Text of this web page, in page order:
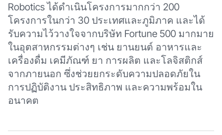
Robotics ได้ดำเนินโครงการมากกว่า 200
โครงการในกว่า 30 ประเทศและภูมิภาค และได้
รับความไว้วางใจจากบริษัท Fortune 500 มากมาย
ในอุตสาหกรรมต่างๆ เช่น ยานยนต์ อาหารและ
เครื่องดื่ม เคมีภัณฑ์ ยา การผลิต และโลจิสติกส์
จากภายนอก ซึ่งช่วยยกระดับความปลอดภัยใน
การปฏิบัติงาน ประสิทธิภาพ และความพร้อมใน
อนาคต